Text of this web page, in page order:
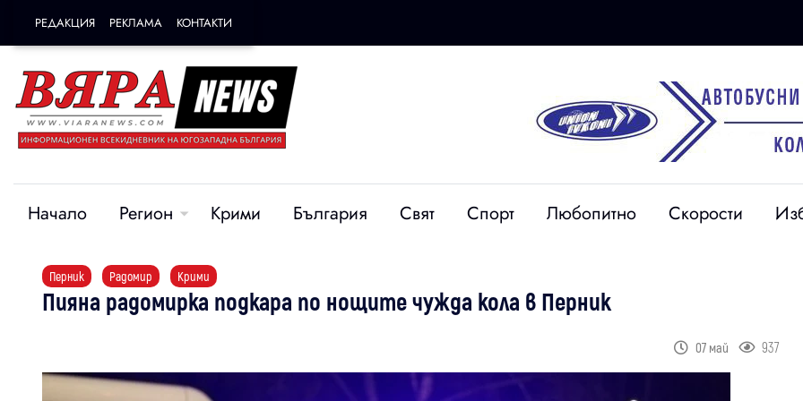
РЕДАКЦИЯ РЕКЛАМА КОНТАКТИ
Начало Регион Крими България Свят Спорт Любопитно Скорости
Перник Радомир Крими
Пияна радомирка подкара по нощите чужда кола в Перник
07 май 937